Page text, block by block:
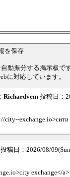
を保存
動振分する掲示板で
に対応しています。
Richardvem 投稿日：
city--
投稿日：2026/08/
exchange</a>